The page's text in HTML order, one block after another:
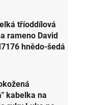
tříoddílová
rameno David
hnědo-šedá
kabelka na